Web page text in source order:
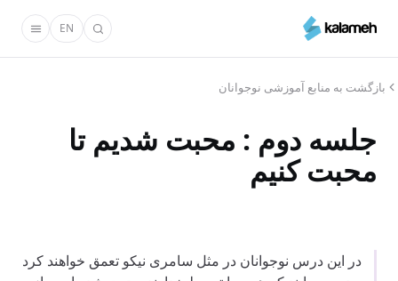
محتوای
EN
بازگشت به منابع آموزشی نوجوانان
جلسه دوم : محبت شدیم تا
محبت کنیم
در این درس نوجوانان در مثل سامری نیکو تعمق خواهند کرد